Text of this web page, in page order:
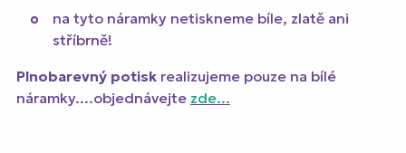
na tyto náramky netiskneme bíle, zlatě ani
stříbrně!
Plnobarevný potiskrealizujeme pouze na bílé
náramky....objednávejte zde...